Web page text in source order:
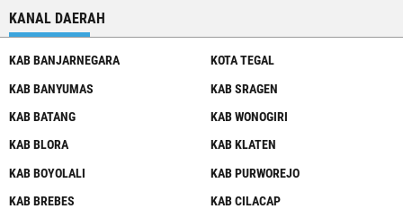
KANAL DAERAH
KAB BANJARNEGARA
KAB BANYUMAS
KAB BATANG
KAB BLORA
KAB BOYOLALI
KAB BREBES
KOTA TEGAL
KAB SRAGEN
KAB WONOGIRI
KAB KLATEN
KAB PURWOREJO
KAB CILACAP